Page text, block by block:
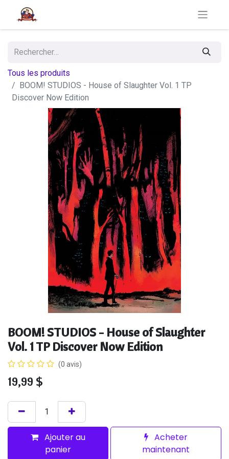
Tous les produits
BOOM! STUDIOS - House of Slaughter Vol. 1 TP
Discover Now Edition
BOOM! STUDIOS - House of Slaughter
Vol. 1 TP Discover Now Edition
(0 avis)
19,99 $
Ajouter au
panier
Acheter
maintenant